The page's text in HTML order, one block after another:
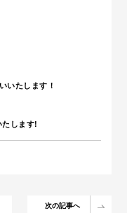
いたします！
します!
次の記事へ